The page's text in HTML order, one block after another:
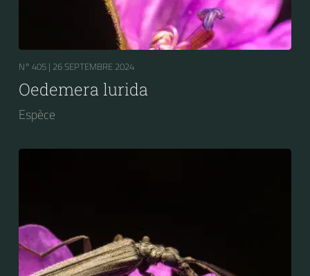
N° 405 | 26 SEPTEMBRE 2024
Oedemera lurida
Espèce